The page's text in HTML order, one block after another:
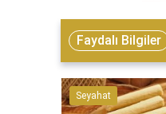
Faydalı Bilgiler
Seyahat